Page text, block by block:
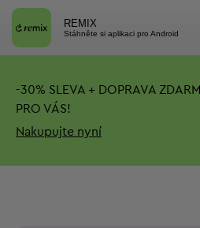
REMIX
Stáhněte si aplikaci pro Android
-30% SLEVA + DOPRAVA
PRO VÁS!
Nakupujte nyní